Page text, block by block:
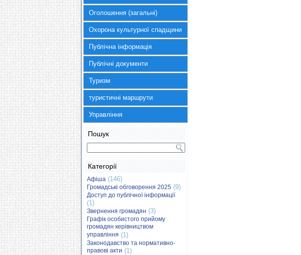
Оголошення (загальні)
Охорона культурної спадщини
Публічна інформація
Публічні документи
Туризм
туристичні маршрути
Управління
Пошук
Категорії
Афіша (146)
Громадські обговорення 2025 (9)
Доступ до публічної інформації
(1)
Звернення громадян (3)
Графік особистого прийому
громадян керівництвом
управління (1)
Законодавство та нормативно-
правові акти (1)